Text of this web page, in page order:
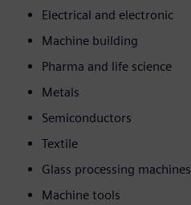
Electrical and electronic
Machine building
Pharma and life science
Metals
Semiconductors
Textile
Glass processing machines
Machine tools